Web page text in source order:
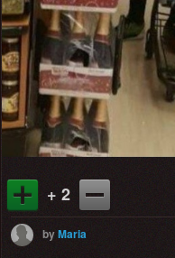
+ 2
byMaria